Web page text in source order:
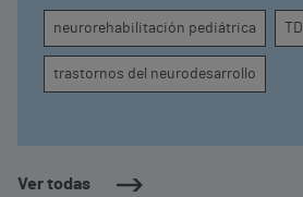
Ver todas
atención, la regulación emocional
conducta
neurorehabilitación pediátrica
trastornos del neurodesarrollo